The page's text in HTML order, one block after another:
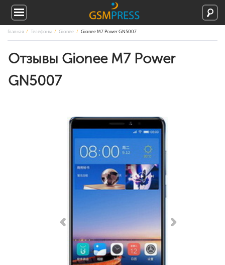
Главная Телефоны Gionee Gionee M7 Power GN5007
Отзывы Gionee M7 Power
GN5007